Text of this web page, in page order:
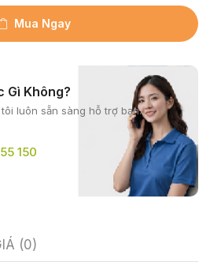
Mua Ngay
Gì Không?
luôn sẵn sàng hỗ trợ bạn.
150
(0)